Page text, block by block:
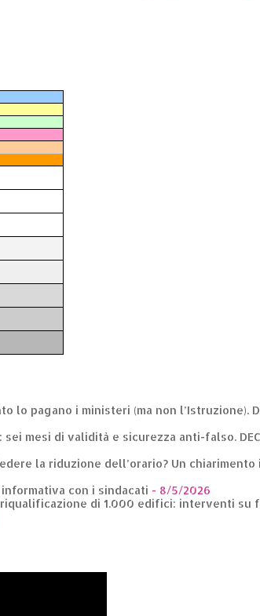
pagano i ministeri (ma non l’Istruzione).
mesi di validità e sicurezza anti-falso.
la riduzione dell’orario? Un chiarimento
con i sindacati - 8/5/2026
riqualificazione di 1.000 edifici: interventi su